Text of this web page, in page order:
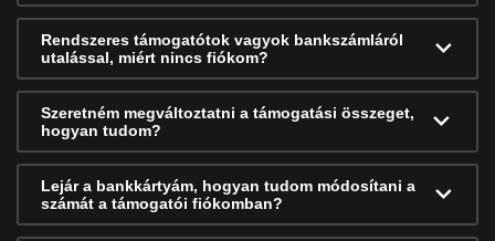
Rendszeres támogatótok vagyok bankszámláról
utalással, miért nincs fiókom?
Szeretném megváltoztatni a támogatási összeget,
hogyan tudom?
Lejár a bankkártyám, hogyan tudom módosítani a
számát a támogatói fiókomban?